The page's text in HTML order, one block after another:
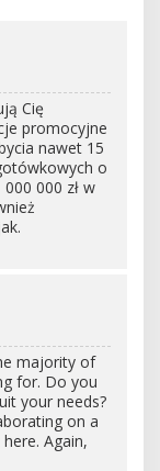
Cię
promocyjne
nawet 15
o
000 zł w
majority of
for. Do you
your needs?
on a
Again,